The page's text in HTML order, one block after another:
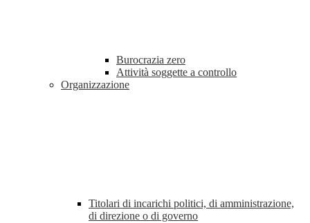
Burocrazia zero
Attività soggette a controllo
Organizzazione
Titolari di incarichi politici, di amministrazione,
di direzione o di governo